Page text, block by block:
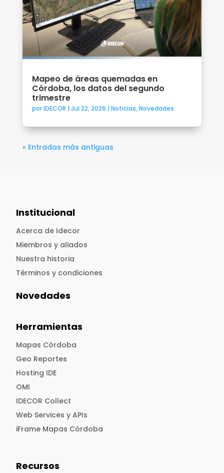
Mapeo de áreas quemadas en
Córdoba, los datos del segundo
trimestre
porIDECOR | Jul 22, 2026 | Noticias,Novedades
« Entradas más antiguas
Institucional
Acerca de Idecor
Miembros y aliados
Nuestra historia
Términos y condiciones
Novedades
Herramientas
Mapas Córdoba
Geo Reportes
Hosting IDE
OMI
IDECOR Collect
Web Services y APIs
iFrame Mapas Córdoba
Recursos